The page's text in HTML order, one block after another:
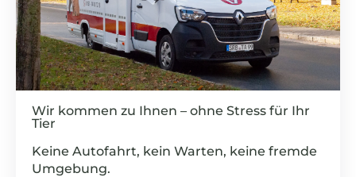
Wir kommen zu Ihnen – ohne Stress für Ihr
Tier
Keine Autofahrt, kein Warten, keine fremde
Umgebung.